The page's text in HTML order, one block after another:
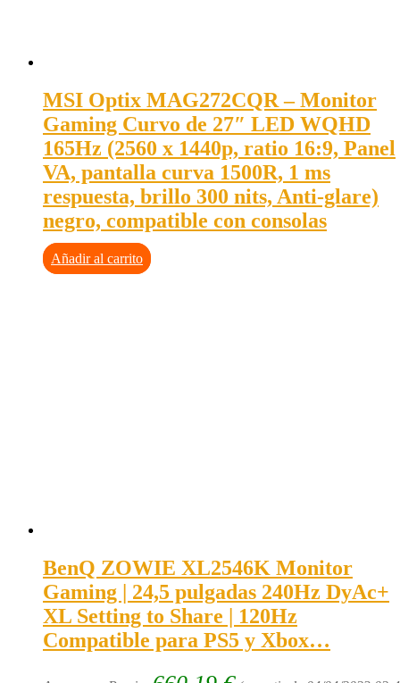
MSI Optix MAG272CQR – Monitor
Gaming Curvo de 27″ LED WQHD
165Hz (2560 x 1440p, ratio 16:9, Panel
VA, pantalla curva 1500R, 1 ms
respuesta, brillo 300 nits, Anti-glare)
negro, compatible con consolas
Añadir al carrito
BenQ ZOWIE XL2546K Monitor
Gaming | 24,5 pulgadas 240Hz DyAc+
XL Setting to Share | 120Hz
Compatible para PS5 y Xbox…